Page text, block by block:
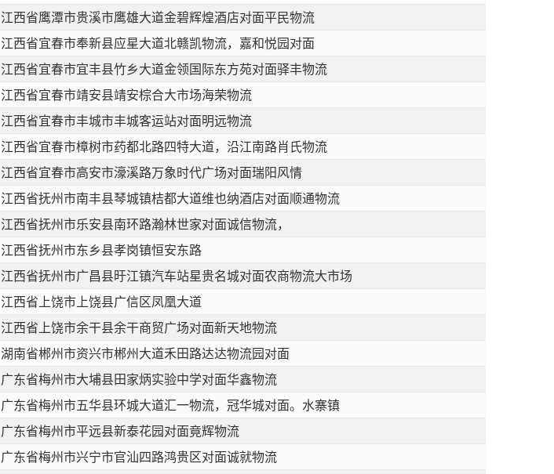
江西省鹰潭市贵溪市鹰雄大道金碧辉煌酒店对面平民物流
江西省宜春市奉新县应星大道北赣凯物流，嘉和悦园对面
江西省宜春市宜丰县竹乡大道金领国际东方苑对面驿丰物流
江西省宜春市靖安县靖安棕合大市场海荣物流
江西省宜春市丰城市丰城客运站对面明远物流
江西省宜春市樟树市药都北路四特大道，沿江南路肖氏物流
江西省宜春市高安市濠溪路万象时代广场对面瑞阳风情
江西省抚州市南丰县琴城镇桔都大道维也纳酒店对面顺通物流
江西省抚州市乐安县南环路瀚林世家对面诚信物流，
江西省抚州市东乡县孝岗镇恒安东路
江西省抚州市广昌县旴江镇汽车站星贵名城对面农商物流大市场
江西省上饶市上饶县广信区凤凰大道
江西省上饶市余干县余干商贸广场对面新天地物流
湖南省郴州市资兴市郴州大道禾田路达达物流园对面
广东省梅州市大埔县田家炳实验中学对面华鑫物流
广东省梅州市五华县环城大道汇一物流，冠华城对面。水寨镇
广东省梅州市平远县新泰花园对面竟辉物流
广东省梅州市兴宁市官汕四路鸿贵区对面诚就物流